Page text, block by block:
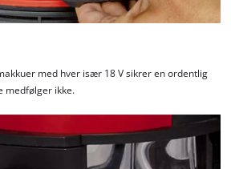
med hver især 18 V sikrer en ordentlig
medfølger ikke.